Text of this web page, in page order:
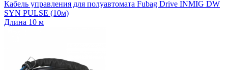
Кабель управления для полуавтомата Fubag Drive INMIG DW
SYN PULSE (10м)
Длина 10 м